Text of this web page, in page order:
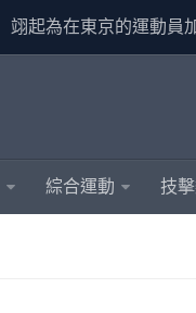
翊起為在東京的運動員
綜合運動 技